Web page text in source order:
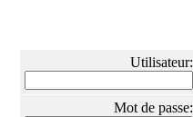
Utilisateur:
Mot de passe: